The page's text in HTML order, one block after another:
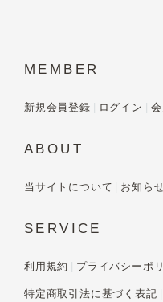
MEMBER
新規会員登録 ログイン
ABOUT
当サイトについて お知ら
SERVICE
利用規約 プライバシーポ
特定商取引法に基づく表記